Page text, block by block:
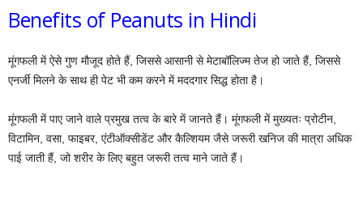
Benefits of Peanuts in Hindi
मूंगफली में ऐसे गुण मौजूद होते हैं, जिससे आसानी से मेटाबॉलिज्म तेज हो जाते हैं, जिससे
एनर्जी मिलने के साथ ही पेट भी कम करने में मददगार सिद्ध होता है।
मूंगफली में पाए जाने वाले प्रमुख तत्व के बारे में जानते हैं। मूंगफली में मुख्यतः प्रोटीन,
विटामिन, वसा, फाइबर, एंटीऑक्सीडेंट और कैल्शियम जैसे जरूरी खनिज की मात्रा अधिक
पाई जाती हैं, जो शरीर के लिए बहुत जरूरी तत्व माने जाते हैं।